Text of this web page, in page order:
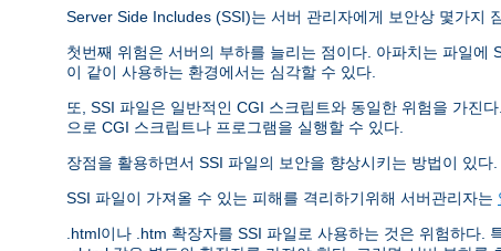
Server Side Includes (SSI)는 서버 관리자에게 보안상 몇가지
첫번째 위험은 서버의 부하를 늘리는 점이다. 아파치는 파일
이 같이 사용하는 환경에서는 심각할 수 있다.
또, SSI 파일은 일반적인 CGI 스크립트와 동일한 위험을 가진
으로 CGI 스크립트나 프로그램을 실행할 수 있다.
장점을 활용하면서 SSI 파일의 보안을 향상시키는 방법이 있다.
SSI 파일이 가져올 수 있는 피해를 격리하기위해 서버관리자는
.html이나 .htm 확장자를 SSI 파일로 사용하는 것은 위험하다.